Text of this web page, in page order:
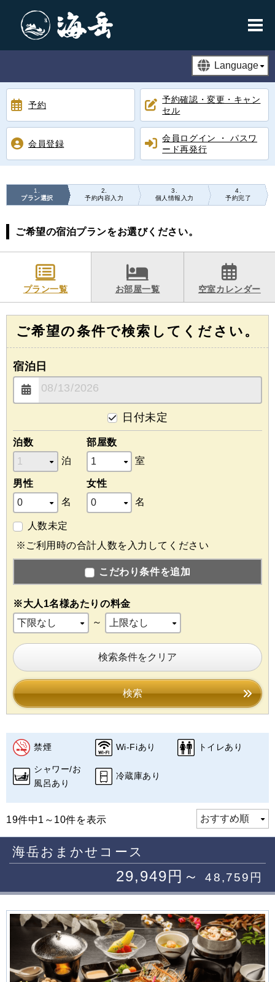
予約
予約確認・変更・キャン
セル
会員登録
会員ログイン ・ パスワ
ード再発行
1
プラン選択
2
予約内容入力
3
個人情報入力
4
予約完了
ご希望の宿泊プランをお選びください。
プラン一覧 お部屋一覧 空室カレンダー
ご希望の条件で検索してください。
宿泊日
日付未定
泊数
泊
部屋数
室
男性
名
女性
名
人数未定
※ご利用時の合計人数を入力してください
こだわり条件を追加
※大人1名様あたりの料金
～
検索条件をクリア
検索
禁煙 Wi-Fiあり トイレあり
シャワー/お
風呂あり
冷蔵庫あり
19件中1～10件を表示
海岳おまかせコース
29,949円～48,759円